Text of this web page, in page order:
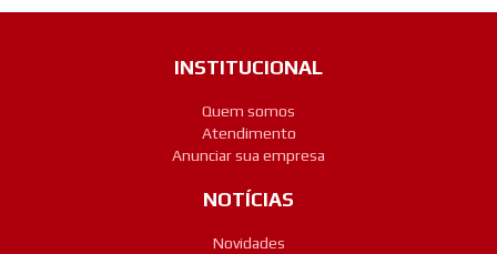
INSTITUCIONAL
Quem somos
Atendimento
Anunciar sua empresa
NOTÍCIAS
Novidades